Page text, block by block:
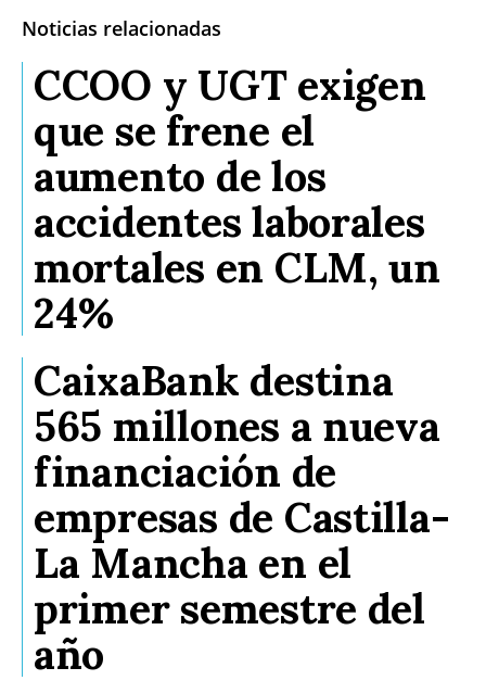
Noticias relacionadas
CCOO y UGT exigen
que se frene el
aumento de los
accidentes laborales
mortales en CLM, un
24%
CaixaBank destina
565 millones a nueva
financiación de
empresas de Castilla-
La Mancha en el
primer semestre del
año